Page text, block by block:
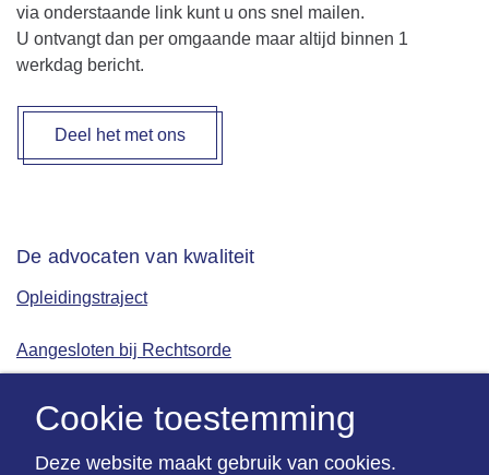
via onderstaande link kunt u ons snel mailen.
U ontvangt dan per omgaande maar altijd binnen 1
werkdag bericht.
Deel het met ons
De advocaten van kwaliteit
Opleidingstraject
Aangesloten bij Rechtsorde
ISO 9001 gecertificeerd
Cookie toestemming
Deze website maakt gebruik van cookies.